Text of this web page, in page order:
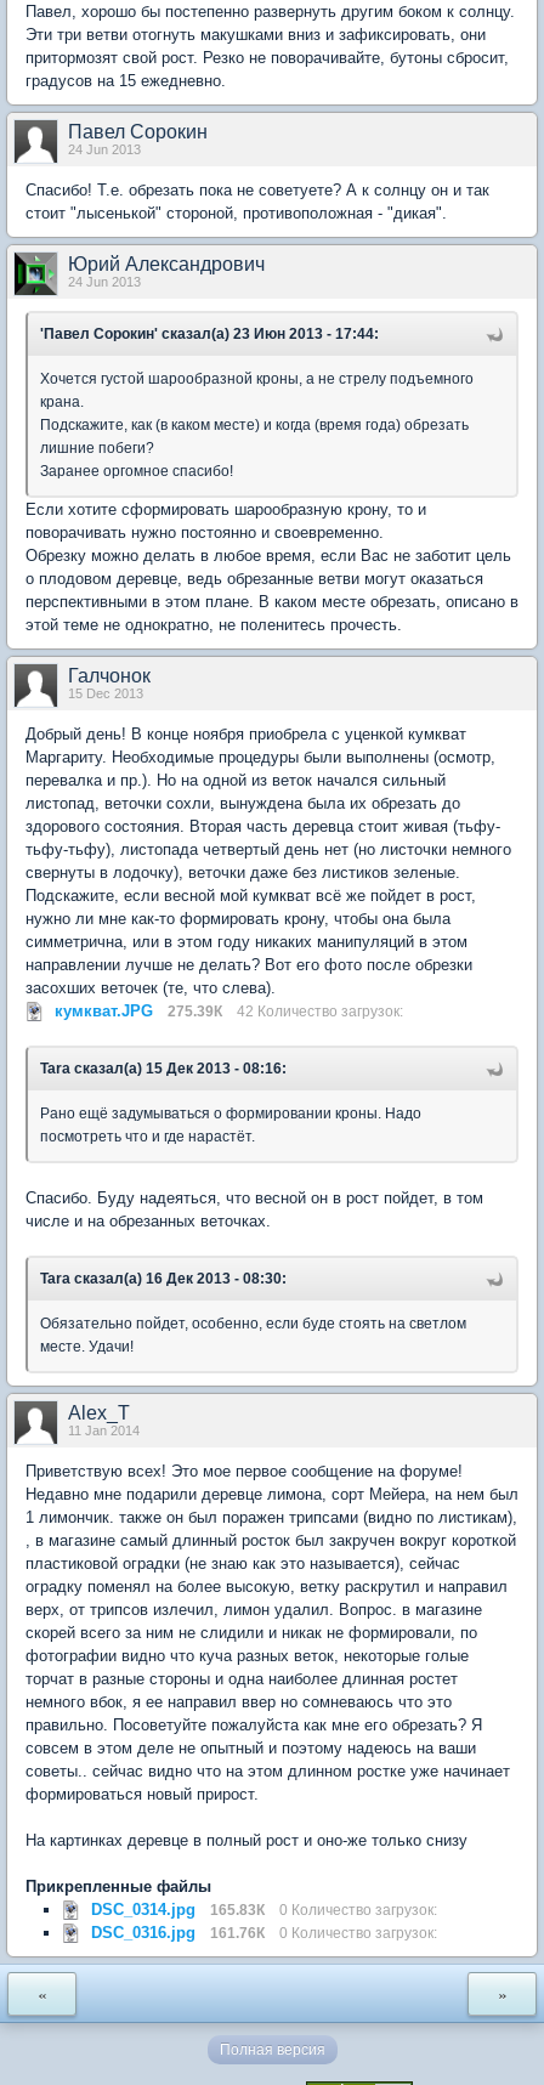
Павел, хорошо бы постепенно развернуть другим боком к солнцу.
Эти три ветви отогнуть макушками вниз и зафиксировать, они
притормозят свой рост. Резко не поворачивайте, бутоны сбросит,
градусов на 15 ежедневно.
Павел Сорокин
24 Jun 2013
Спасибо! Т.е. обрезать пока не советуете? А к солнцу он и так
стоит "лысенькой" стороной, противоположная - "дикая".
Юрий Александрович
24 Jun 2013
'Павел Сорокин' сказал(а) 23 Июн 2013 - 17:44:
Хочется густой шарообразной кроны, а не стрелу подъемного
крана.
Подскажите, как (в каком месте) и когда (время года) обрезать
лишние побеги?
Заранее оргомное спасибо!
Если хотите сформировать шарообразную крону, то и
поворачивать нужно постоянно и своевременно.
Обрезку можно делать в любое время, если Вас не заботит цель
о плодовом деревце, ведь обрезанные ветви могут оказаться
перспективными в этом плане. В каком месте обрезать, описано в
этой теме не однократно, не поленитесь прочесть.
Галчонок
15 Dec 2013
Добрый день! В конце ноября приобрела с уценкой кумкват
Маргариту. Необходимые процедуры были выполнены (осмотр,
перевалка и пр.). Но на одной из веток начался сильный
листопад, веточки сохли, вынуждена была их обрезать до
здорового состояния. Вторая часть деревца стоит живая (тьфу-
тьфу-тьфу), листопада четвертый день нет (но листочки немного
свернуты в лодочку), веточки даже без листиков зеленые.
Подскажите, если весной мой кумкват всё же пойдет в рост,
нужно ли мне как-то формировать крону, чтобы она была
симметрична, или в этом году никаких манипуляций в этом
направлении лучше не делать? Вот его фото после обрезки
засохших веточек (те, что слева).
кумкват.JPG
275.39К 42 Количество загрузок:
Tara сказал(а) 15 Дек 2013 - 08:16:
Рано ещё задумываться о формировании кроны. Надо
посмотреть что и где нарастёт.
Спасибо. Буду надеяться, что весной он в рост пойдет, в том
числе и на обрезанных веточках.
Tara сказал(а) 16 Дек 2013 - 08:30:
Обязательно пойдет, особенно, если буде стоять на светлом
месте. Удачи!
Alex_T
11 Jan 2014
Приветствую всех! Это мое первое сообщение на форуме!
Недавно мне подарили деревце лимона, сорт Мейера, на нем был
1 лимончик. также он был поражен трипсами (видно по листикам),
, в магазине самый длинный росток был закручен вокруг короткой
пластиковой оградки (не знаю как это называется), сейчас
оградку поменял на более высокую, ветку раскрутил и направил
верх, от трипсов излечил, лимон удалил. Вопрос. в магазине
скорей всего за ним не слидили и никак не формировали, по
фотографии видно что куча разных веток, некоторые голые
торчат в разные стороны и одна наиболее длинная ростет
немного вбок, я ее направил ввер но сомневаюсь что это
правильно. Посоветуйте пожалуйста как мне его обрезать? Я
совсем в этом деле не опытный и поэтому надеюсь на ваши
советы.. сейчас видно что на этом длинном ростке уже начинает
формироваться новый прирост.
На картинках деревце в полный рост и оно-же только снизу
Прикрепленные файлы
DSC_0314.jpg
165.83К 0 Количество загрузок:
DSC_0316.jpg 161.76К 0 Количество загрузок:
« »
Полная версия